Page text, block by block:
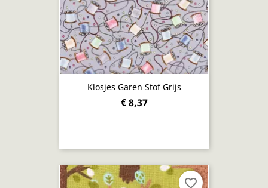
Klosjes Garen Stof Grijs
€ 8,37
favorite_border